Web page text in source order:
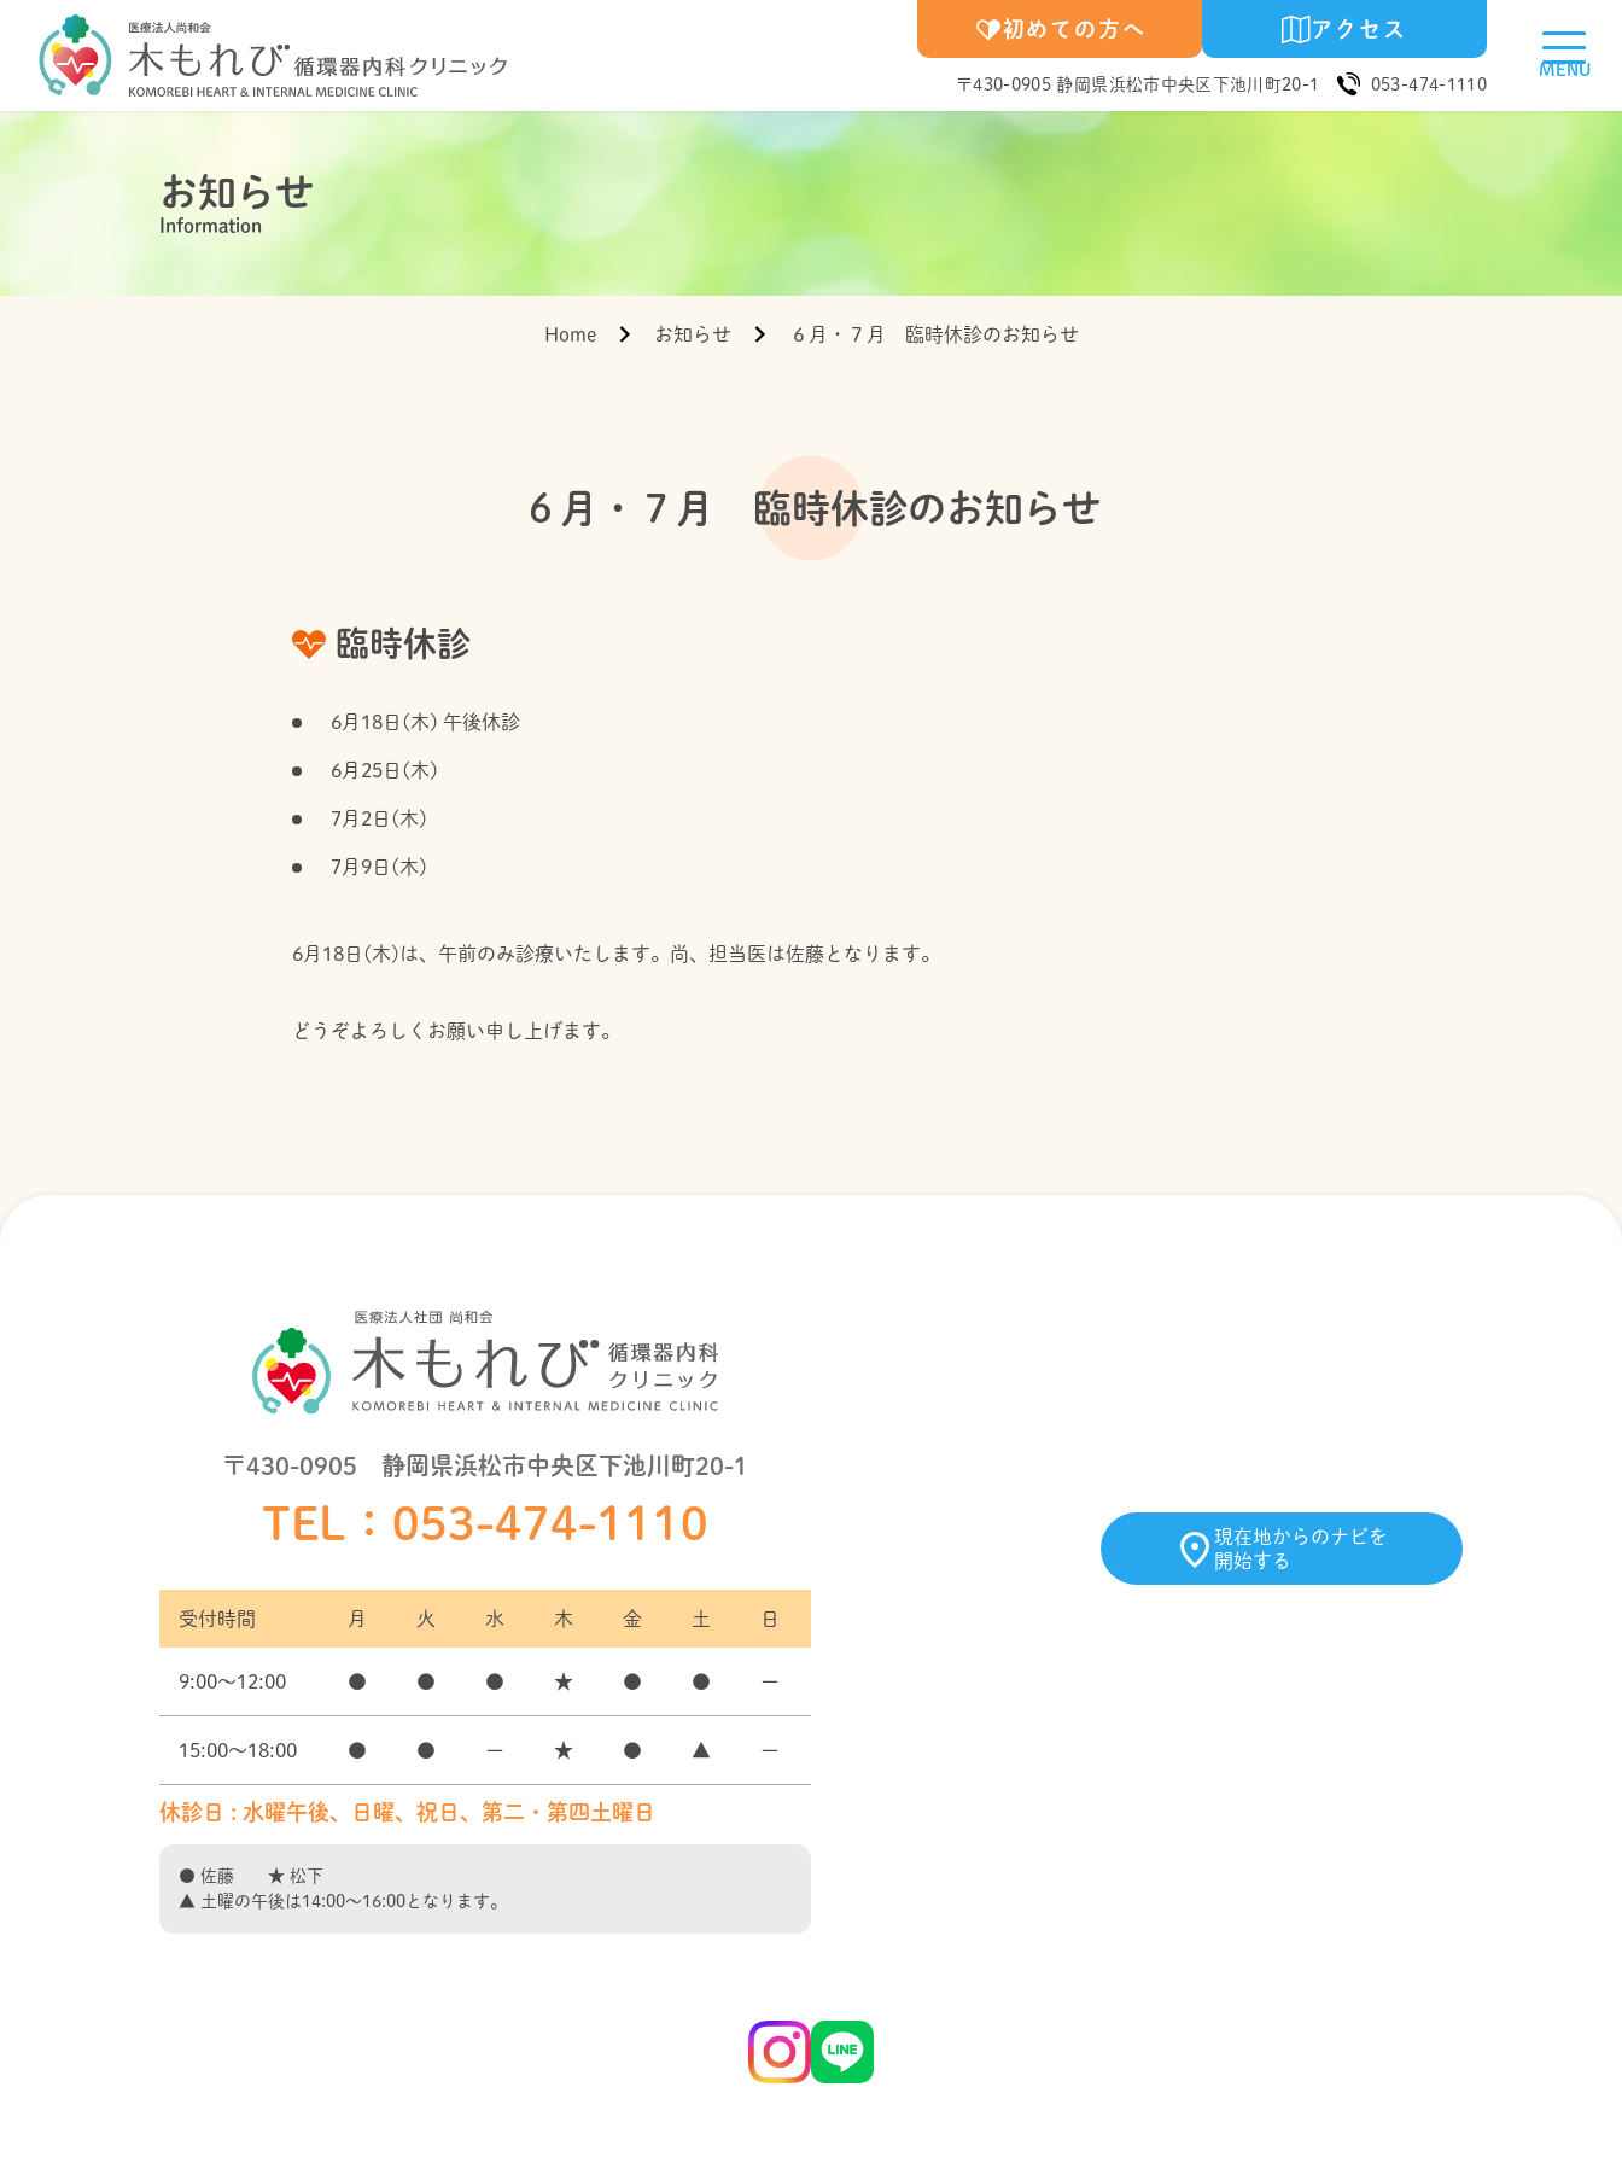
初めての方へ アクセス
〒430-0905 静岡県浜松市中央区下池川町20-1 053-474-1110
MENU
お知らせ
Information
Home お知らせ ６月・７月 臨時休診のお知らせ
６月・７月 臨時休診のお知らせ
臨時休診
6月18日(木) 午後休診
6月25日(木)
7月2日(木)
7月9日(木)
6月18日(木)は、午前のみ診療いたします。尚、担当医は佐藤となります。
どうぞよろしくお願い申し上げます。
〒430-0905 静岡県浜松市中央区下池川町20-1
TEL： 053-474-1110
受付時間 月 火 水 木 金 土 日
9:00～12:00 ● ● ● ★ ● ● ー
15:00～18:00 ● ● ー ★ ● ▲ ー
休診日 : 水曜午後、日曜、祝日、第二・第四土曜日
● 佐藤 ★ 松下
▲ 土曜の午後は14:00〜16:00となります。
現在地からのナビを
開始する